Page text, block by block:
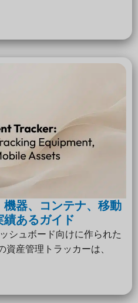
器、コンテナ、移動
あるガイド
シュボード向けに作られた
産管理トラッカーは、